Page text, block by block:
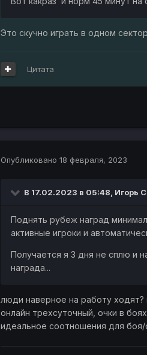
Это скучно играть в одном
Цитата
Опубликовано 18 февраля, 2023
В 17.02.2023 в 05:48, Игорь
Поднять рубеж наград
активные игроки и
Получается я 3 дня не сплю и
награда...
люди наверное на работу ходят?
онлайн трехсуточный, очки в
идеальное соотношения для боя/